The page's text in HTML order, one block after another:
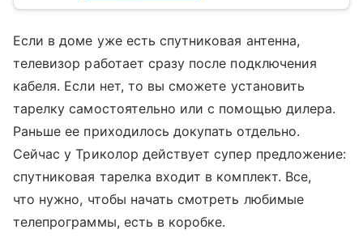
Если в доме уже есть спутниковая антенна,
телевизор работает сразу после подключения
кабеля. Если нет, то вы сможете установить
тарелку самостоятельно или с помощью дилера.
Раньше ее приходилось докупать отдельно.
Сейчас у Триколор действует супер предложение:
спутниковая тарелка входит в комплект. Все,
что нужно, чтобы начать смотреть любимые
телепрограммы, есть в коробке.